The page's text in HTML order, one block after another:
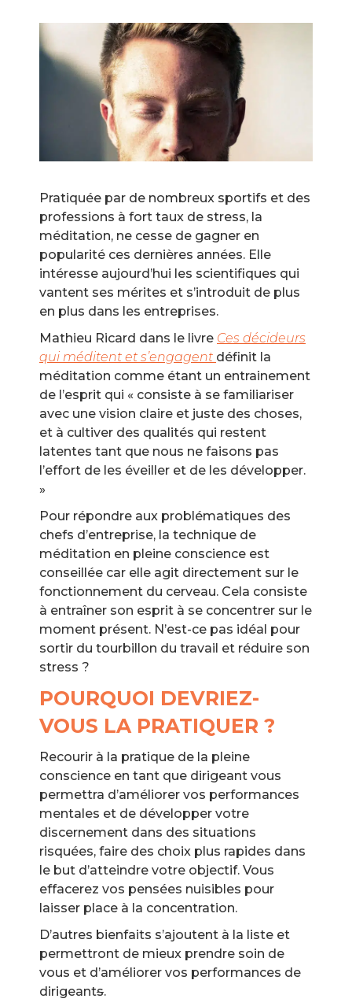
Pratiquée par de nombreux sportifs et des
professions à fort taux de stress, la
méditation, ne cesse de gagner en
popularité ces dernières années. Elle
intéresse aujourd’hui les scientifiques qui
vantent ses mérites et s’introduit de plus
en plus dans les entreprises.
Mathieu Ricard dans le livre Ces décideurs
qui méditent et s’engagent définit la
méditation comme étant un entrainement
de l’esprit qui « consiste à se familiariser
avec une vision claire et juste des choses,
et à cultiver des qualités qui restent
latentes tant que nous ne faisons pas
l’effort de les éveiller et de les développer.
»
Pour répondre aux problématiques des
chefs d’entreprise, la technique de
méditation en pleine conscience est
conseillée car elle agit directement sur le
fonctionnement du cerveau. Cela consiste
à entraîner son esprit à se concentrer sur le
moment présent. N’est-ce pas idéal pour
sortir du tourbillon du travail et réduire son
stress ?
POURQUOI DEVRIEZ-
VOUS LA PRATIQUER ?
Recourir à la pratique de la pleine
conscience en tant que dirigeant vous
permettra d’améliorer vos performances
mentales et de développer votre
discernement dans des situations
risquées, faire des choix plus rapides dans
le but d’atteindre votre objectif. Vous
effacerez vos pensées nuisibles pour
laisser place à la concentration.
D’autres bienfaits s’ajoutent à la liste et
permettront de mieux prendre soin de
vous et d’améliorer vos performances de
dirigeants.